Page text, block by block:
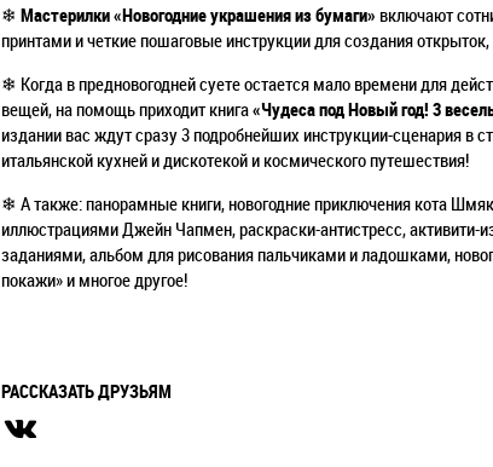
❄ Мастерилки «Новогодние украшения из бумаги» включают
принтами и четкие пошаговые инструкции для создания
❄ Когда в предновогодней суете остается мало времени для
вещей, на помощь приходит книга«Чудеса под Новый год! 3
издании вас ждут сразу 3 подробнейших инструкции-сценария в
итальянской кухней и дискотекой и космического путешествия!
❄ А также: панорамные книги, новогодние приключения кота
иллюстрациями Джейн Чапмен, раскраски-антистресс,
заданиями, альбом для рисования пальчиками и ладошками,
покажи» и многое другое!
РАССКАЗАТЬ ДРУЗЬЯМ